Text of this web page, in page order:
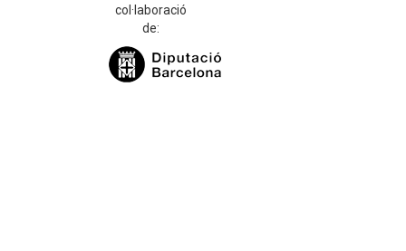
col·laboració
de: